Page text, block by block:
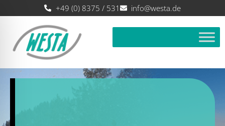
+49 (0) 8375 / 531 info@westa.de